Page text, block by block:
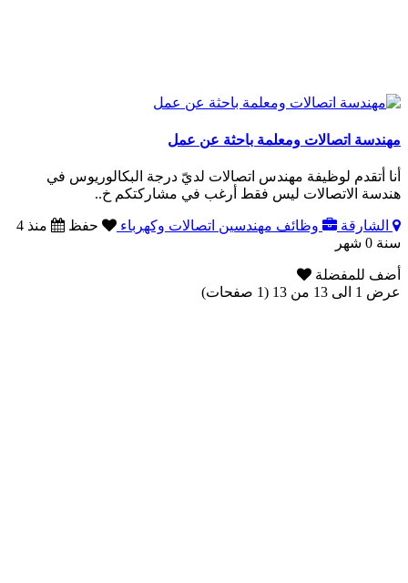
مهندسة اتصالات ومعلمة باحثة عن عمل
أنا أتقدم لوظيفة مهندس اتصالات لديّ درجة البكالوريوس في
هندسة الاتصالات ليس فقط أرغب في مشاركتكم خ..
الشارقة وظائف مهندسين اتصالات وكهرباء حفظ
منذ 4
سنة 0 شهر
أضف للمفضلة
عرض 1 الى 13 من 13 (1 صفحات)